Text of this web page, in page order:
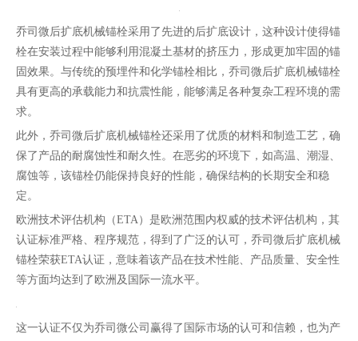
乔司微后扩底机械锚栓采用了先进的后扩底设计，这种设计使得锚
栓在安装过程中能够利用混凝土基材的挤压力，形成更加牢固的锚
固效果。与传统的预埋件和化学锚栓相比，乔司微后扩底机械锚栓
具有更高的承载能力和抗震性能，能够满足各种复杂工程环境的需
求。
此外，乔司微后扩底机械锚栓还采用了优质的材料和制造工艺，确
保了产品的耐腐蚀性和耐久性。在恶劣的环境下，如高温、潮湿、
腐蚀等，该锚栓仍能保持良好的性能，确保结构的长期安全和稳
定。
欧洲技术评估机构（ETA）是欧洲范围内权威的技术评估机构，其
认证标准严格、程序规范，得到了广泛的认可，乔司微后扩底机械
锚栓荣获ETA认证，意味着该产品在技术性能、产品质量、安全性
等方面均达到了欧洲及国际一流水平。
这一认证不仅为乔司微公司赢得了国际市场的认可和信赖，也为产